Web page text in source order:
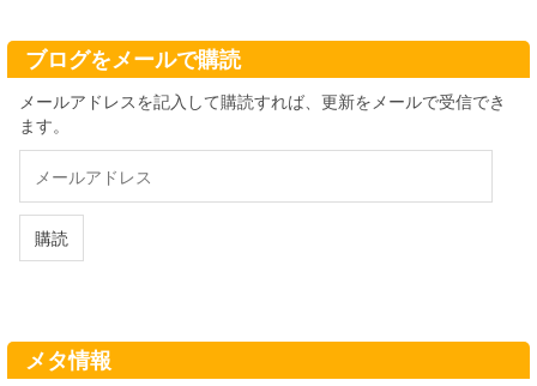
ブ
ブログをメールで購読
メールアドレスを記入して購読すれば、更新をメールで受信でき
ます。
ル
ド
購読
メタ情報